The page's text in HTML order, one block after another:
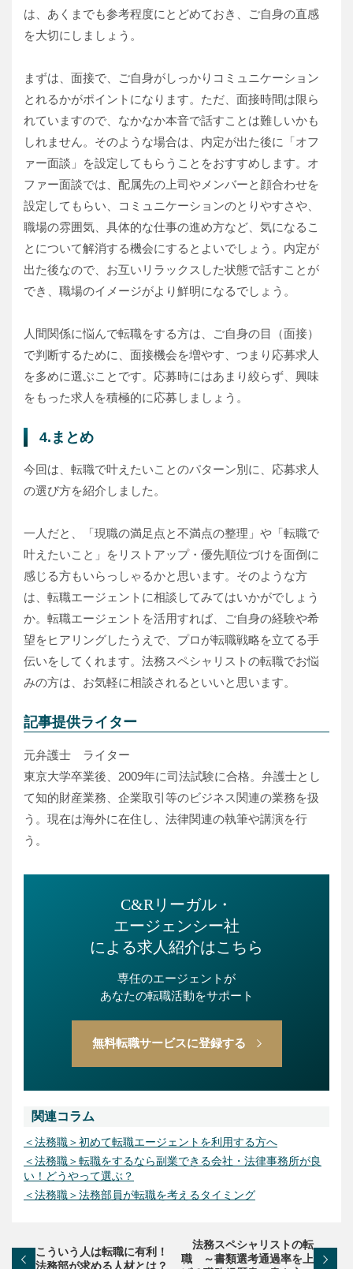
は、あくまでも参考程度にとどめておき、ご自身の直感
を大切にしましょう。
まずは、面接で、ご自身がしっかりコミュニケーション
とれるかがポイントになります。ただ、面接時間は限ら
れていますので、なかなか本音で話すことは難しいかも
しれません。そのような場合は、内定が出た後に「オフ
ァー面談」を設定してもらうことをおすすめします。オ
ファー面談では、配属先の上司やメンバーと顔合わせを
設定してもらい、コミュニケーションのとりやすさや、
職場の雰囲気、具体的な仕事の進め方など、気になるこ
とについて解消する機会にするとよいでしょう。内定が
出た後なので、お互いリラックスした状態で話すことが
でき、職場のイメージがより鮮明になるでしょう。
人間関係に悩んで転職をする方は、ご自身の目（面接）
で判断するために、面接機会を増やす、つまり応募求人
を多めに選ぶことです。応募時にはあまり絞らず、興味
をもった求人を積極的に応募しましょう。
4.まとめ
今回は、転職で叶えたいことのパターン別に、応募求人
の選び方を紹介しました。
一人だと、「現職の満足点と不満点の整理」や「転職で
叶えたいこと」をリストアップ・優先順位づけを面倒に
感じる方もいらっしゃるかと思います。そのような方
は、転職エージェントに相談してみてはいかがでしょう
か。転職エージェントを活用すれば、ご自身の経験や希
望をヒアリングしたうえで、プロが転職戦略を立てる手
伝いをしてくれます。法務スペシャリストの転職でお悩
みの方は、お気軽に相談されるといいと思います。
記事提供ライター
元弁護士 ライター
東京大学卒業後、2009年に司法試験に合格。弁護士とし
て知的財産業務、企業取引等のビジネス関連の業務を扱
う。現在は海外に在住し、法律関連の執筆や講演を行
う。
C&Rリーガル・
エージェンシー社
による求人紹介はこちら
専任のエージェントが
あなたの転職活動をサポート
無料転職サービスに登録する
関連コラム
＜法務職＞初めて転職エージェントを利用する方へ
＜法務職＞転職をするなら副業できる会社・法律事務所が良
い！どうやって選ぶ？
＜法務職＞法務部員が転職を考えるタイミング
こういう人は転職に有利！
法務部が求める人材とは？
法務スペシャリストの転
職 ～書類選考通過率を上